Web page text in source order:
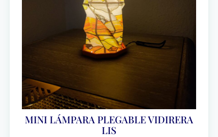
MINI LÁMPARA PLEGABLE VIDIRERA
LIS